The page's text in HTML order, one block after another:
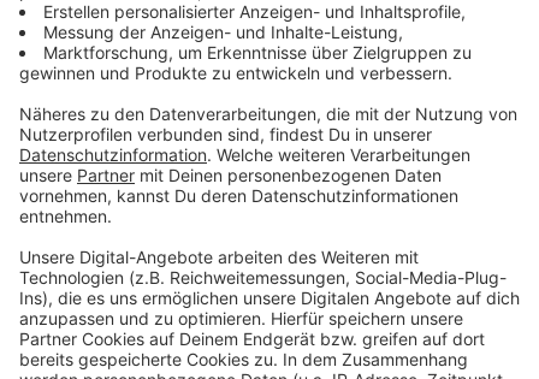
haben die Unterschriften entgegengenommen. Beide
haben versprochen, sich in ihren Fraktionen dafür stark
zu machen. Auch die Bundestagsabgeordneten Kathrin
Vogler (DieLinke) und Jan-Niclas Gesenhues (Grüne),
beide aus Emsdetten, bekommen die Unterschrifte
überreicht. Aus organisatorischen Gründen passiert das
zu einem späteren Zeitpunkt.
Firma Amprion zwischen Westerkappeln und dem
Ruhrgebiet geplant.
Anzeige